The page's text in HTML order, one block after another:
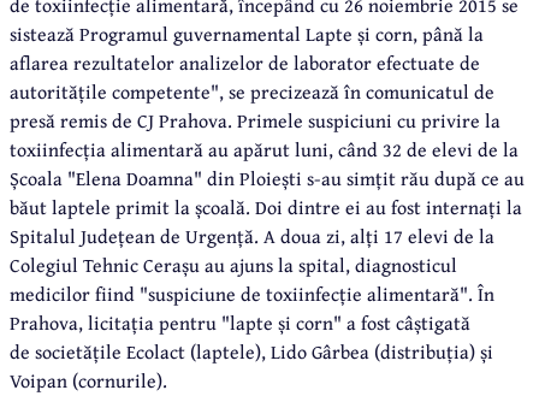
sistează Programul guvernamental Lapte și corn, până la
aflarea rezultatelor analizelor de laborator efectuate de
autoritățile competente", se precizează în comunicatul de
presă remis de CJ Prahova. Primele suspiciuni cu privire la
toxiinfecția alimentară au apărut luni, când 32 de elevi de la
Școala "Elena Doamna" din Ploiești s-au simțit rău după ce au
băut laptele primit la școală. Doi dintre ei au fost internați la
Spitalul Județean de Urgență. A doua zi, alți 17 elevi de la
Colegiul Tehnic Cerașu au ajuns la spital, diagnosticul
medicilor fiind "suspiciune de toxiinfecție alimentară". În
Prahova, licitația pentru "lapte și corn" a fost câștigată
de societățile Ecolact (laptele), Lido Gârbea (distribuția) și
Voipan (cornurile).